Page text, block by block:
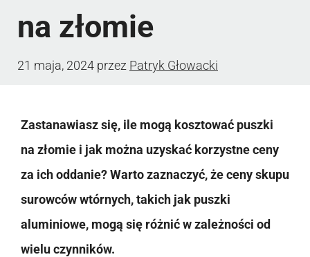
na złomie
21 maja, 2024 przez Patryk Głowacki
Zastanawiasz się, ile mogą kosztować puszki
na złomie i jak można uzyskać korzystne ceny
za ich oddanie? Warto zaznaczyć, że ceny skupu
surowców wtórnych, takich jak puszki
aluminiowe, mogą się różnić w zależności od
wielu czynników.